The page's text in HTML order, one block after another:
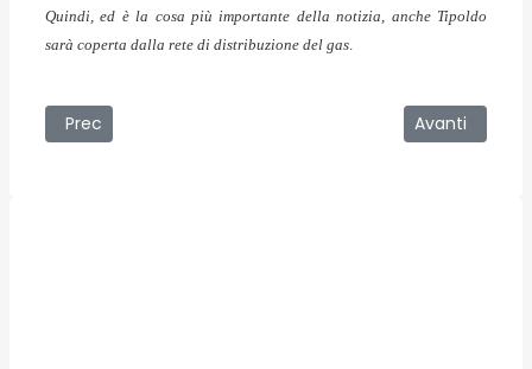
Quindi, ed è la cosa più importante della notizia, anche Tipoldo
sarà coperta dalla rete di distribuzione del gas.
Articolo precedente: 25/01/2007 - Pericolo nella salita di
Prec Articolo
Avanti